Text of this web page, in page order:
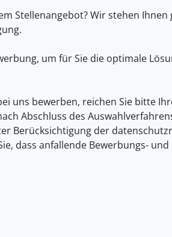
Stellenangebot? Wir stehen
um für Sie die optimale
uns bewerben, reichen Sie bitte
Abschluss des
Berücksichtigung der
dass anfallende Bewerbungs-